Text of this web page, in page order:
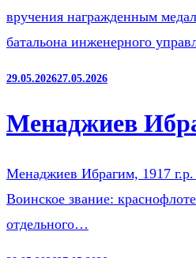
вручения награжденным
батальона инженерного
29.05.202627.05.2026
Менаджиев
Менаджиев Ибрагим, 1917
Воинское звание:
отдельного…